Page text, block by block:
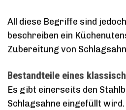
All diese Begriffe sind
beschreiben ein
Zubereitung von
Bestandteile eines
Es gibt einerseits den
Schlagsahne eingefüllt